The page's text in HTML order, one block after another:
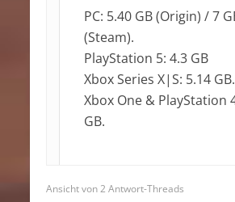
PC: 5.40 GB (Origin) / 7
(Steam).
PlayStation 5: 4.3 GB
Xbox Series X|S: 5.14 GB.
Xbox One & PlayStation
GB.
Ansicht von 2 Antwort-Threads